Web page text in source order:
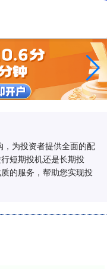
为投资者提供全面的配
短期投机还是长期投
的服务，帮助您实现投